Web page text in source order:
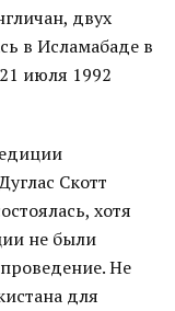
двух
в Исламабаде в
июля 1992
Скотт
хотя
не были
Не
для